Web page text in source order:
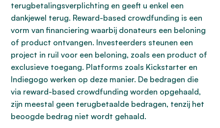
terugbetalingsverplichting en geeft u enkel een
dankjewel terug. Reward-based crowdfunding is een
vorm van financiering waarbij donateurs een beloning
of product ontvangen. Investeerders steunen een
project in ruil voor een beloning, zoals een product of
exclusieve toegang. Platforms zoals Kickstarter en
Indiegogo werken op deze manier. De bedragen die
via reward-based crowdfunding worden opgehaald,
zijn meestal geen terugbetaalde bedragen, tenzij het
beoogde bedrag niet wordt gehaald.